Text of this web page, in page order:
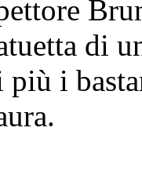
di
più i